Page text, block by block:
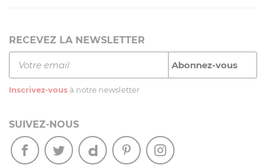
RECEVEZ LA NEWSLETTER
Inscrivez-vous à notre newsletter
SUIVEZ-NOUS